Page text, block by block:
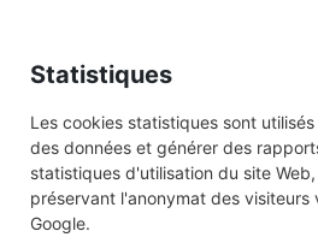
Statistiques
Les cookies statistiques sont
des données et générer des
statistiques d'utilisation du site
préservant l'anonymat des visiteurs
Google.